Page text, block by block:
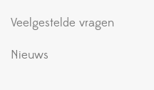
Veelgestelde vragen
Nieuws